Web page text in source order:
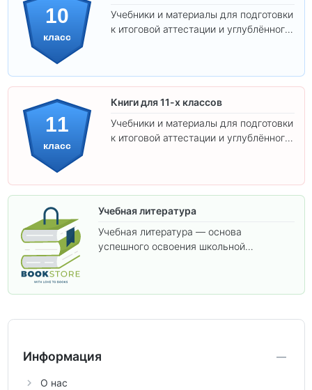
10
класс
Учебники и материалы для подготовки
к итоговой аттестации и углублённого
11
класс
Книги для 11-х классов
Учебники и материалы для подготовки
к итоговой аттестации и углублённого
Учебная литература
Учебная литература — основа
успешного освоения школьной
аттестации, а также расширить кругозор
Информация
О нас